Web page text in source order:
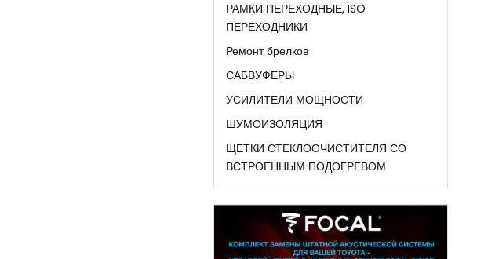
РАМКИ ПЕРЕХОДНЫЕ, ISO
ПЕРЕХОДНИКИ
Ремонт брелков
САБВУФЕРЫ
УСИЛИТЕЛИ МОЩНОСТИ
ШУМОИЗОЛЯЦИЯ
ЩЕТКИ СТЕКЛООЧИСТИТЕЛЯ СО
ВСТРОЕННЫМ ПОДОГРЕВОМ